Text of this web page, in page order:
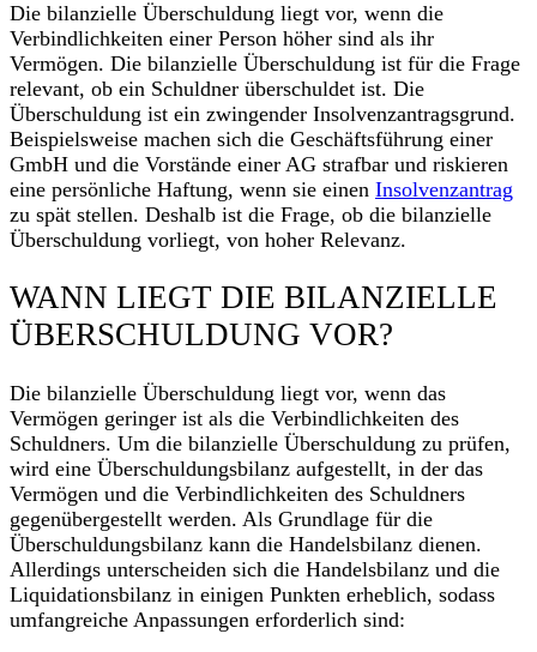
Die bilanzielle Überschuldung liegt vor, wenn die
Verbindlichkeiten einer Person höher sind als ihr
Vermögen. Die bilanzielle Überschuldung ist für die Frage
relevant, ob ein Schuldner überschuldet ist. Die
Überschuldung ist ein zwingender Insolvenzantragsgrund.
Beispielsweise machen sich die Geschäftsführung einer
GmbH und die Vorstände einer AG strafbar und riskieren
eine persönliche Haftung, wenn sie einen Insolvenzantrag
zu spät stellen. Deshalb ist die Frage, ob die bilanzielle
Überschuldung vorliegt, von hoher Relevanz.
WANN LIEGT DIE BILANZIELLE
ÜBERSCHULDUNG VOR?
Die bilanzielle Überschuldung liegt vor, wenn das
Vermögen geringer ist als die Verbindlichkeiten des
Schuldners. Um die bilanzielle Überschuldung zu prüfen,
wird eine Überschuldungsbilanz aufgestellt, in der das
Vermögen und die Verbindlichkeiten des Schuldners
gegenübergestellt werden. Als Grundlage für die
Überschuldungsbilanz kann die Handelsbilanz dienen.
Allerdings unterscheiden sich die Handelsbilanz und die
Liquidationsbilanz in einigen Punkten erheblich, sodass
umfangreiche Anpassungen erforderlich sind: